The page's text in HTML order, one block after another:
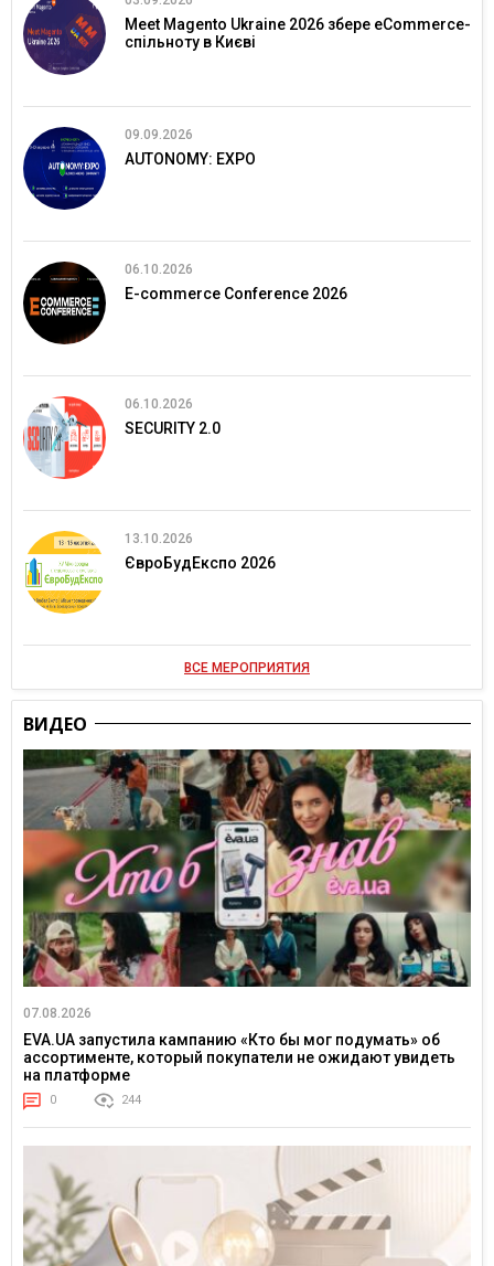
Meet Magento Ukraine 2026 збере eCommerce-
спільноту в Києві
09.09.2026
AUTONOMY: EXPO
06.10.2026
E-commerce Conference 2026
06.10.2026
SECURITY 2.0
13.10.2026
ЄвроБудЕкспо 2026
ВСЕ МЕРОПРИЯТИЯ
ВИДЕО
07.08.2026
EVA.UA запустила кампанию «Кто бы мог подумать» об
ассортименте, который покупатели не ожидают увидеть
на платформе
0 244